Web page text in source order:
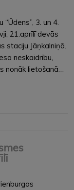
3. un 4.
21.aprīlī devās
staciju Jāņkalniņā.
neskaidrību,
nonāk lietošanā…